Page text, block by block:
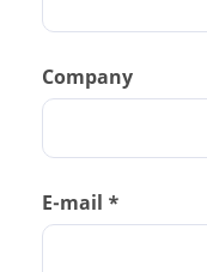
Company
E-mail *